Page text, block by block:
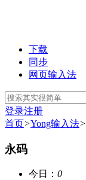
下载
同步
网页输入法
登录注册
首页>Yong输入法>
永码
今日： 0